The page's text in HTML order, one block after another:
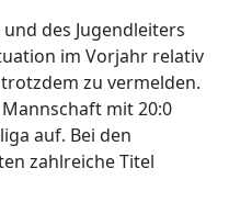
des Jugendleiters
im Vorjahr relativ
zu vermelden.
mit 20:0
auf. Bei den
zahlreiche Titel